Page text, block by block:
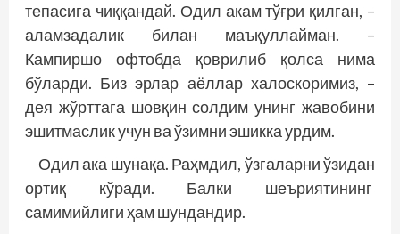
тепасига чиққандай. Одил акам тўғри қилган, –
аламзадалик билан маъқуллайман. –
Кампиршо офтобда қоврилиб қолса нима
бўларди. Биз эрлар аёллар халоскоримиз, –
дея жўрттага шовқин солдим унинг жавобини
эшитмаслик учун ва ўзимни эшикка урдим.
Одил ака шунақа. Раҳмдил, ўзгаларни ўзидан
ортиқ кўради. Балки шеъриятининг
самимийлиги ҳам шундандир.